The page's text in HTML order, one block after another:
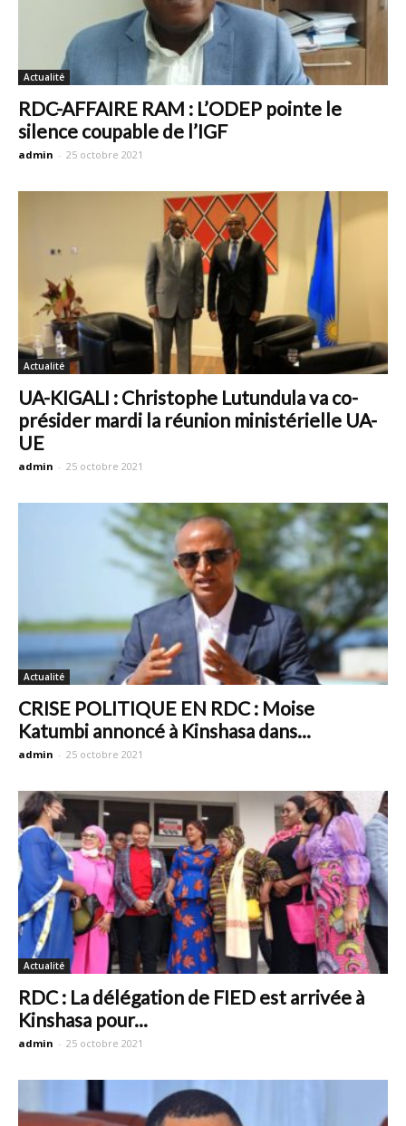
Actualité
RDC-AFFAIRE RAM : L’ODEP pointe le
silence coupable de l’IGF
admin - 25 octobre 2021
Actualité
UA-KIGALI : Christophe Lutundula va co-
présider mardi la réunion ministérielle UA-
UE
admin - 25 octobre 2021
Actualité
CRISE POLITIQUE EN RDC : Moise
Katumbi annoncé à Kinshasa dans...
admin - 25 octobre 2021
Actualité
RDC : La délégation de FIED est arrivée à
Kinshasa pour...
admin - 25 octobre 2021